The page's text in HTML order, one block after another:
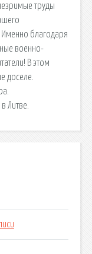
труды
благодаря
военно-
В этом
доселе.
Литве.